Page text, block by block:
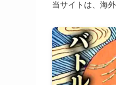
当サイトは、海